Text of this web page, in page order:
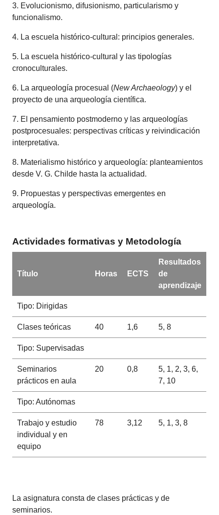
3. Evolucionismo, difusionismo, particularismo y
funcionalismo.
4. La escuela histórico-cultural: principios generales.
5. La escuela histórico-cultural y las tipologías
cronoculturales.
6. La arqueología procesual (New Archaeology) y el
proyecto de una arqueología científica.
7. El pensamiento postmoderno y las arqueologías
postprocesuales: perspectivas críticas y reivindicación
interpretativa.
8. Materialismo histórico y arqueología: planteamientos
desde V. G. Childe hasta la actualidad.
9. Propuestas y perspectivas emergentes en
arqueología.
Actividades formativas y Metodología
Título Horas ECTS
Resultados
de
aprendizaje
Tipo: Dirigidas
Clases teóricas 40 1,6 5, 8
Tipo: Supervisadas
Seminarios
prácticos en aula
20 0,8
5, 1, 2, 3, 6,
7, 10
Tipo: Autónomas
Trabajo y estudio
individual y en
equipo
78 3,12 5, 1, 3, 8
La asignatura consta de clases prácticas y de
seminarios.